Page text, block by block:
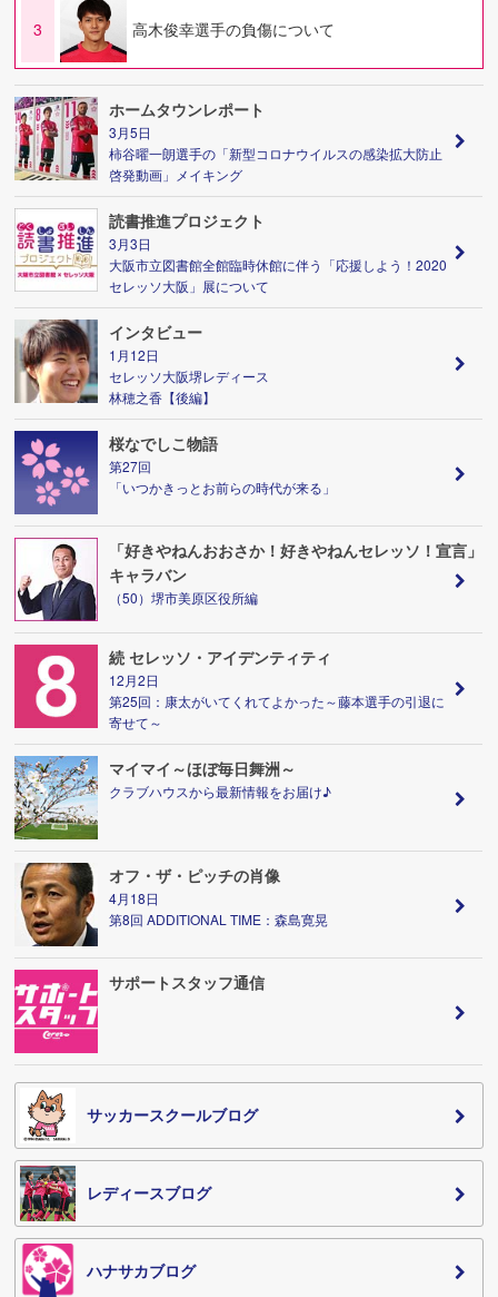
3 高木俊幸選手の負傷について
ホームタウンレポート
3月5日
柿谷曜一朗選手の「新型コロナウイルスの感染拡大防止
啓発動画」メイキング
読書推進プロジェクト
3月3日
大阪市立図書館全館臨時休館に伴う「応援しよう！2020
セレッソ大阪」展について
インタビュー
1月12日
セレッソ大阪堺レディース
林穂之香【後編】
桜なでしこ物語
第27回
「いつかきっとお前らの時代が来る」
「好きやねんおおさか！好きやねんセレッソ！宣言」
キャラバン
（50）堺市美原区役所編
続 セレッソ・アイデンティティ
12月2日
第25回：康太がいてくれてよかった～藤本選手の引退に
寄せて～
マイマイ～ほぼ毎日舞洲～
クラブハウスから最新情報をお届け♪
オフ・ザ・ピッチの肖像
4月18日
第8回 ADDITIONAL TIME：森島寛晃
サポートスタッフ通信
サッカースクールブログ
レディースブログ
ハナサカブログ